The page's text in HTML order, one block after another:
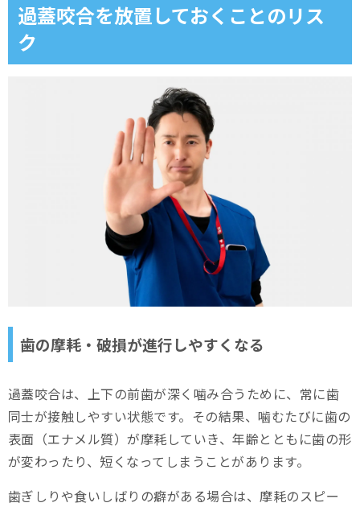
過蓋咬合を放置しておくことのリス
ク
歯の摩耗・破損が進行しやすくなる
過蓋咬合は、上下の前歯が深く噛み合うために、常に歯
同士が接触しやすい状態です。その結果、噛むたびに歯の
表面（エナメル質）が摩耗していき、年齢とともに歯の形
が変わったり、短くなってしまうことがあります。
歯ぎしりや食いしばりの癖がある場合は、摩耗のスピー